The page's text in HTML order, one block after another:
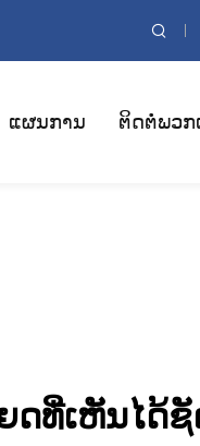
ແຜນການ ຕິດຕໍ່ພວກ
ທີ່ເຫັນໄດ້ຊັ